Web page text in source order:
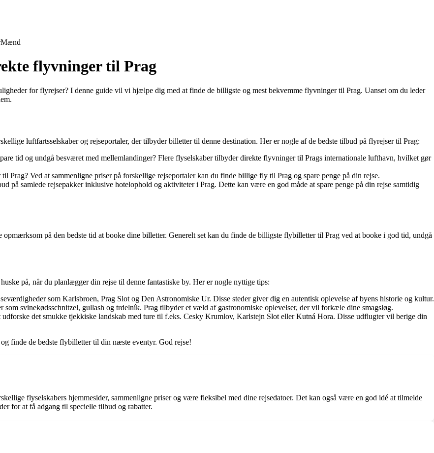
Mænd
flyvninger til Prag
for flyrejser? I denne guide vil vi hjælpe dig med at finde de billigste og mest bekvemme flyvninger til Prag. Uanset om du leder
luftfartsselskaber og rejseportaler, der tilbyder billetter til denne destination. Her er nogle af de bedste tilbud på flyrejser til Prag:
tid og undgå besværet med mellemlandinger? Flere flyselskaber tilbyder direkte flyvninger til Prags internationale lufthavn, hvilket gør
Prag? Ved at sammenligne priser på forskellige rejseportaler kan du finde billige fly til Prag og spare penge på din rejse.
på samlede rejsepakker inklusive hotelophold og aktiviteter i Prag. Dette kan være en god måde at spare penge på din rejse samtidig
på den bedste tid at booke dine billetter. Generelt set kan du finde de billigste flybilletter til Prag ved at booke i god tid, undgå
på, når du planlægger din rejse til denne fantastiske by. Her er nogle nyttige tips:
som Karlsbroen, Prag Slot og Den Astronomiske Ur. Disse steder giver dig en autentisk oplevelse af byens historie og kultur.
svinekødsschnitzel, gullash og trdelník. Prag tilbyder et væld af gastronomiske oplevelser, der vil forkæle dine smagsløg.
det smukke tjekkiske landskab med ture til f.eks. Cesky Krumlov, Karlstejn Slot eller Kutná Hora. Disse udflugter vil berige din
finde de bedste flybilletter til din næste eventyr. God rejse!
flyselskabers hjemmesider, sammenligne priser og være fleksibel med dine rejsedatoer. Det kan også være en god idé at tilmelde
for at få adgang til specielle tilbud og rabatter.